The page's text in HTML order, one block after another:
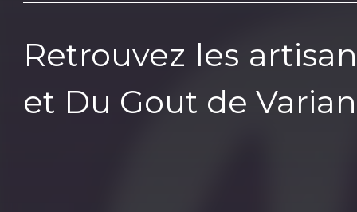
Retrouvez les
et Du Gout de